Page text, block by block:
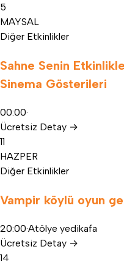
5
MAYSAL
Diğer Etkinlikler
Sahne Senin
Sinema Gösterileri
00:00·
Ücretsiz Detay →
11
HAZPER
Diğer Etkinlikler
Vampir köylü oyun
20:00·Atölye yedikafa
Ücretsiz Detay →
14